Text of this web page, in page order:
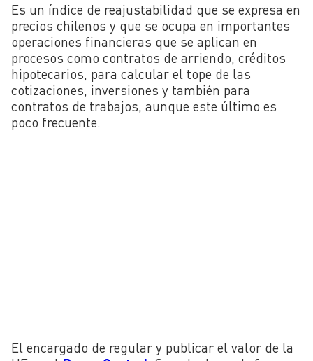
Es un índice de reajustabilidad que se expresa en
precios chilenos y que se ocupa en importantes
operaciones financieras que se aplican en
procesos como contratos de arriendo, créditos
hipotecarios, para calcular el tope de las
cotizaciones, inversiones y también para
contratos de trabajos, aunque este último es
poco frecuente.
El encargado de regular y publicar el valor de la